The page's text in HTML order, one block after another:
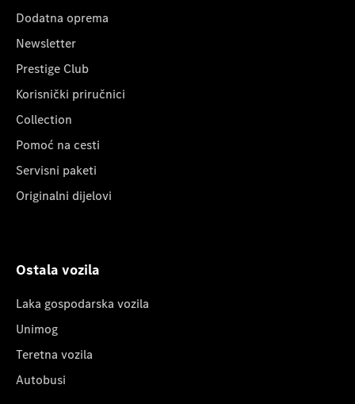
Dodatna oprema
Newsletter
Prestige Club
Korisnički priručnici
Collection
Pomoć na cesti
Servisni paketi
Originalni dijelovi
Ostala vozila
Laka gospodarska vozila
Unimog
Teretna vozila
Autobusi